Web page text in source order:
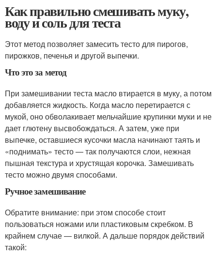
Как правильно смешивать муку,
воду и соль для теста
Этот метод позволяет замесить тесто для пирогов,
пирожков, печенья и другой выпечки.
Что это за метод
При замешивании теста масло втирается в муку, а потом
добавляется жидкость. Когда масло перетирается с
мукой, оно обволакивает мельчайшие крупинки муки и не
дает глютену высвобождаться. А затем, уже при
выпечке, оставшиеся кусочки масла начинают таять и
«поднимать» тесто — так получаются слои, нежная
пышная текстура и хрустящая корочка. Замешивать
тесто можно двумя способами.
Ручное замешивание
Обратите внимание: при этом способе стоит
пользоваться ножами или пластиковым скребком. В
крайнем случае — вилкой. А дальше порядок действий
такой: